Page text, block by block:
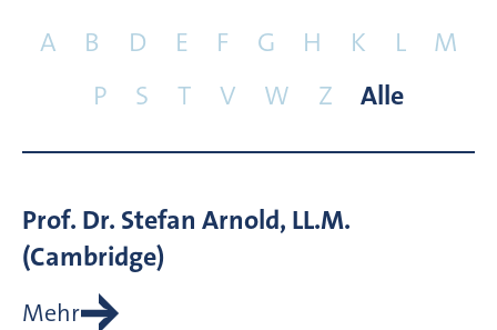
A B D E F G H K L
M
P
S T V W Z Alle
Prof. Dr. Stefan Arnold, LL.M.
(Cambridge)
Mehr